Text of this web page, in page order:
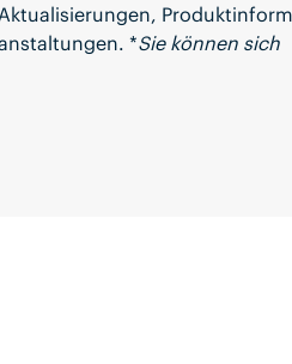
*Sie können sich